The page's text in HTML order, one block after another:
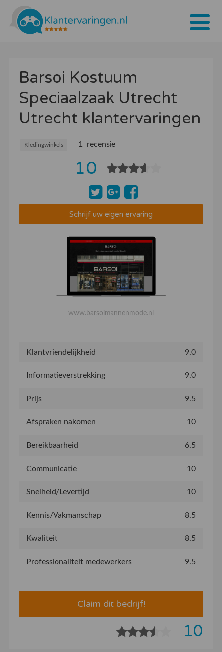
Tarieven
Bedrijven
Over ons
Blogs
Barsoi Kostuum
Speciaalzaak Utrecht
Utrecht klantervaringen
Kledingwinkels 1 recensie
10
Schrijf uw eigen ervaring
www.barsoimannenmode.nl
Klantvriendelijkheid 9.0
Informatieverstrekking 9.0
Prijs 9.5
Afspraken nakomen 10
Bereikbaarheid 6.5
Communicatie 10
Snelheid/Levertijd 10
Kennis/Vakmanschap 8.5
Kwaliteit 8.5
Professionaliteit medewerkers 9.5
Claim dit bedrijf!
10